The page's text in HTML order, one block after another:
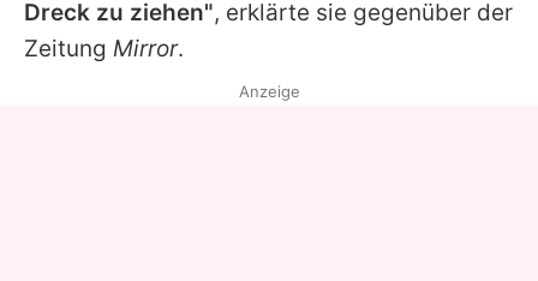
Dreck zu ziehen", erklärte sie gegenüber der
Zeitung Mirror.
Anzeige